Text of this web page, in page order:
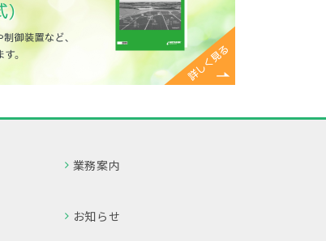
業務案内
お知らせ